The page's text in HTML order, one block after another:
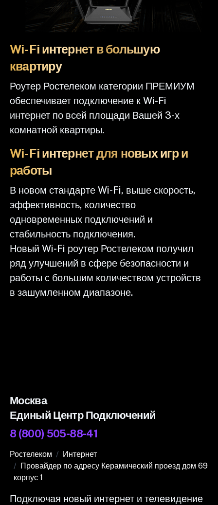
Wi-Fi интернет в большую
квартиру
Роутер Ростелеком категории ПРЕМИУМ
обеспечивает подключение к Wi-Fi
интернет по всей площади Вашей 3-х
комнатной квартиры.
Wi-Fi интернет для новых игр и
работы
В новом стандарте Wi-Fi, выше скорость,
эффективность, количество
одновременных подключений и
стабильность подключения.
Новый Wi-Fi роутер Ростелеком получил
ряд улучшений в сфере безопасности и
работы с большим количеством устройств
в зашумленном диапазоне.
Москва
Единый Центр Подключений
8 (800) 505-88-41
Ростелеком
Интернет
Провайдер по адресу Керамический проезд дом 69
корпус 1
Подключая новый интернет и телевидение